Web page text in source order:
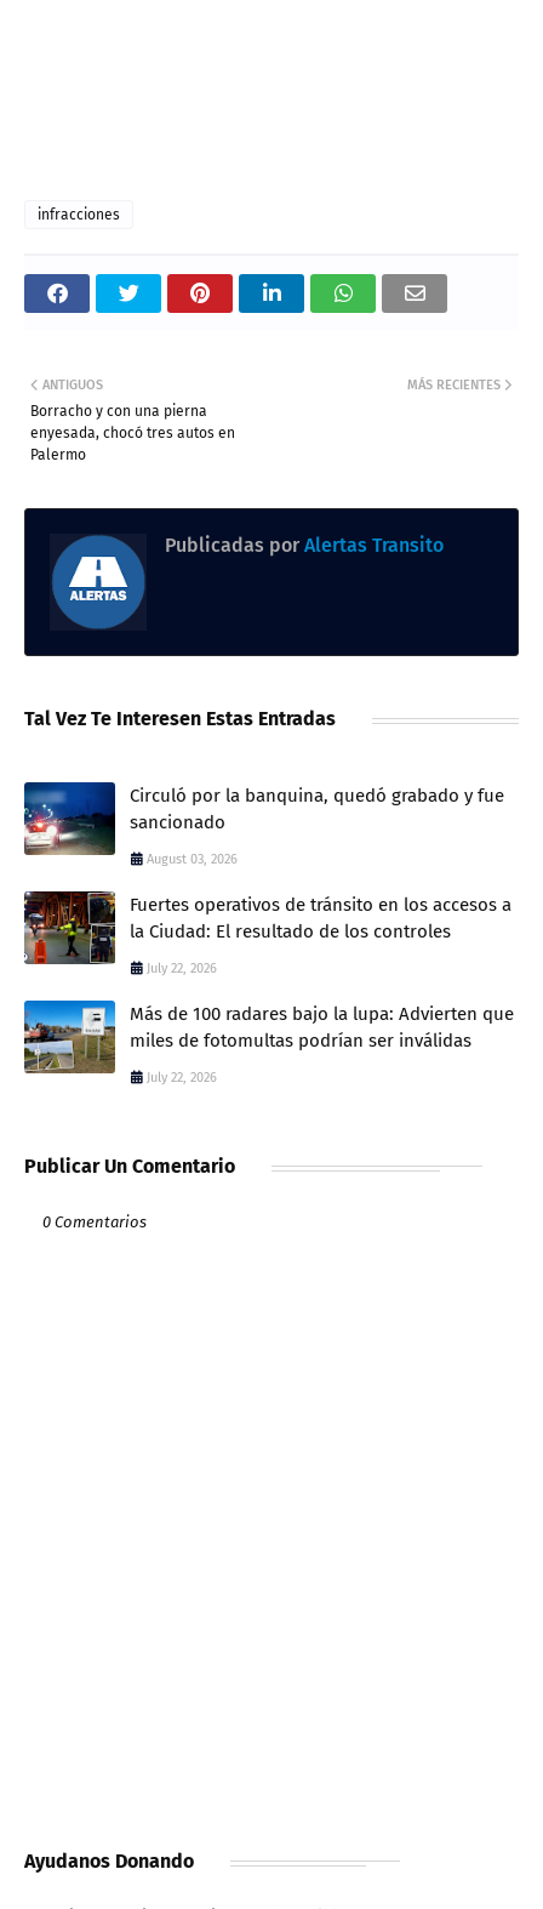
infracciones
MÁS RECIENTES
ANTIGUOS
Borracho y con una pierna
enyesada, chocó tres autos en
Palermo
Publicadas por Alertas Transito
Tal Vez Te Interesen Estas Entradas
Circuló por la banquina, quedó grabado y fue
sancionado
August 03, 2026
Fuertes operativos de tránsito en los accesos a
la Ciudad: El resultado de los controles
July 22, 2026
Más de 100 radares bajo la lupa: Advierten que
miles de fotomultas podrían ser inválidas
July 22, 2026
Publicar Un Comentario
0 Comentarios
Ayudanos Donando